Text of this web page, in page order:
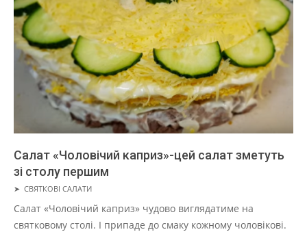
Салат «Чоловічий каприз»-цей салат зметуть
зі столу першим
2019-
05-
01
➤ СВЯТКОВІ САЛАТИ
Салат «Чоловічий каприз» чудово виглядатиме на
святковому столі. І припаде до смаку кожному чоловікові.